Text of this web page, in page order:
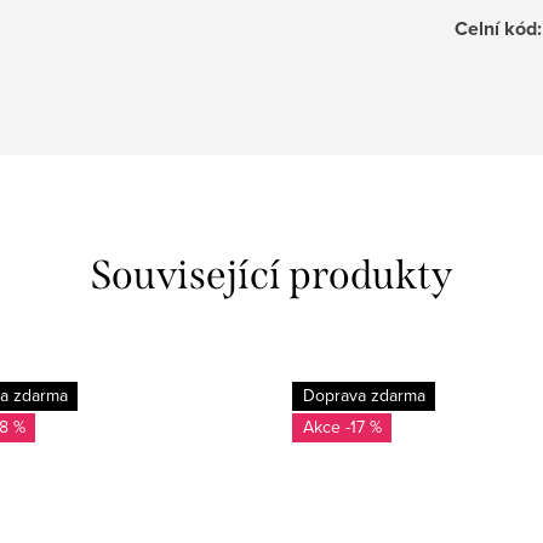
Celní kód:
Související produkty
zdarma
%
Doprava zdarma
-17 %